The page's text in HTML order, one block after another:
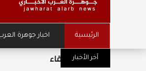
الرئيسية اخبار جوهرة
آخر الأخبار